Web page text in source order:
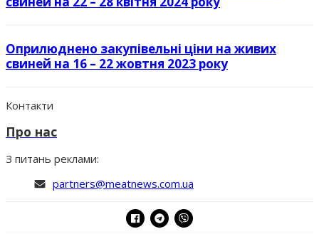
Оприлюднено закупівельні ціни на живих
свиней на 16 – 22 жовтня 2023 року
Контакти
Про нас
З питань реклами:
partners@meatnews.com.ua